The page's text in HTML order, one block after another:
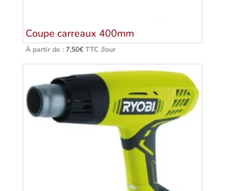
Coupe carreaux 400mm
À partir de : 7,50€ TTC /Jour